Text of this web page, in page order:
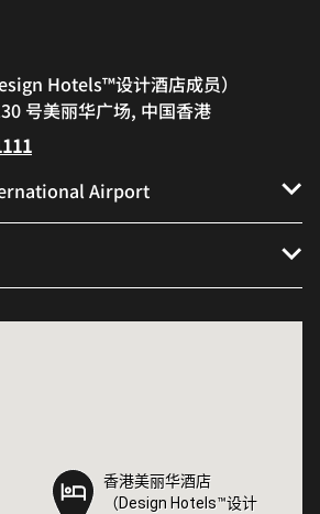
Hotels™设计酒店成员）
号美丽华广场, 中国香港
Airport
香港美丽华酒店
（Design Hotels™设计
香港美丽华酒店
（Design Hotels™设计